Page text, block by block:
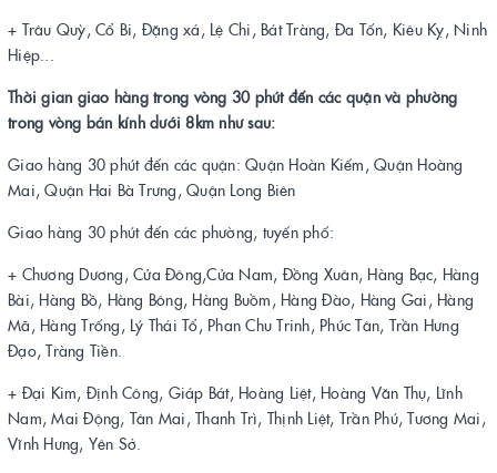
+ Trâu Quỳ, Cổ Bi, Đặng xá, Lệ Chi, Bát Tràng, Đa Tốn, Kiêu Kỵ, Ninh
Hiệp...
Thời gian giao hàng trong vòng 30 phút đến các quận và phường
trong vòng bán kính dưới 8km như sau:
Giao hàng 30 phút đến các quận: Quận Hoàn Kiếm, Quận Hoàng
Mai, Quận Hai Bà Trưng, Quận Long Biên
Giao hàng 30 phút đến các phường, tuyến phố:
+ Chương Dương, Cửa Đông,Cửa Nam, Đồng Xuân, Hàng Bạc, Hàng
Bài, Hàng Bồ, Hàng Bông, Hàng Buồm, Hàng Đào, Hàng Gai, Hàng
Mã, Hàng Trống, Lý Thái Tổ, Phan Chu Trinh, Phúc Tân, Trần Hưng
Đạo, Tràng Tiền.
+ Đại Kim, Định Công, Giáp Bát, Hoàng Liệt, Hoàng Văn Thụ, Lĩnh
Nam, Mai Động, Tân Mai, Thanh Trì, Thịnh Liệt, Trần Phú, Tương Mai,
Vĩnh Hưng, Yên Sở.